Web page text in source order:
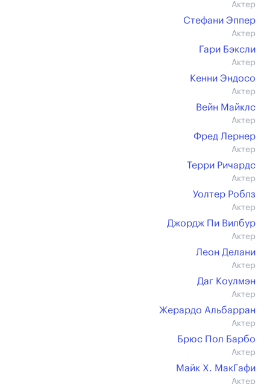
Актер
Стефани Эппер
Актер
Гари Бэксли
Актер
Кенни Эндосо
Актер
Вейн Майклс
Актер
Фред Лернер
Актер
Терри Ричардс
Актер
Уолтер Роблз
Актер
Джордж Пи Вилбур
Актер
Леон Делани
Актер
Даг Коулмэн
Актер
Жерардо Альбарран
Актер
Брюс Пол Барбо
Актер
Майк Х. МакГафи
Актер